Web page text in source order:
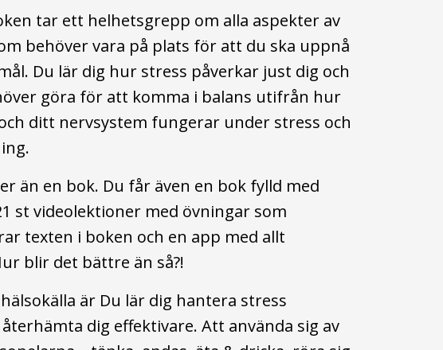
tar ett helhetsgrepp om alla aspekter av
behöver vara på plats för att du ska uppnå
Du lär dig hur stress påverkar just dig och
göra för att komma i balans utifrån hur
ditt nervsystem fungerar under stress och
än en bok. Du får även en bok fylld med
st videolektioner med övningar som
texten i boken och en app med allt
blir det bättre än så?!
är Du lär dig hantera stress
dig effektivare. Att använda sig av